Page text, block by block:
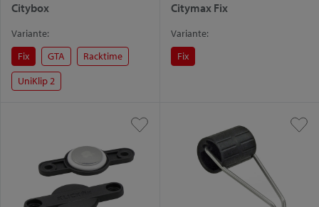
Citybox
Variante:
Fix
GTA
Racktime
UniKlip 2
Citymax Fix
Variante:
Fix